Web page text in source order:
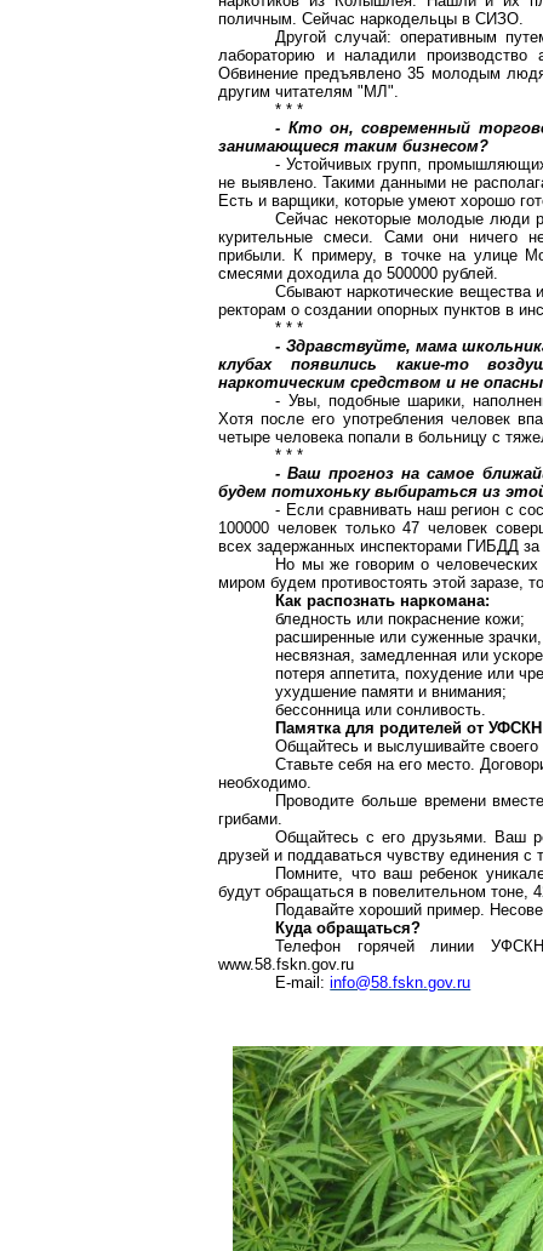
поличным. Сейчас наркодельцы в СИЗО.
Другой случай: оперативным
лабораторию и наладили
Обвинение предъявлено 35 молодым
другим читателям "МЛ".
* * *
- Кто он, современный
занимающиеся таким бизнесом?
- Устойчивых групп,
не выявлено. Такими данными не
Есть и варщики, которые умеют хорошо
Сейчас некоторые молодые люди
курительные смеси. Сами они ничего
прибыли. К примеру, в точке на улице
смесями доходила до 500000 рублей.
Сбывают наркотические
ректорам о создании опорных пунктов в
* * *
- Здравствуйте, мама
клубах появились какие-то
наркотическим средством и не
- Увы, подобные шарики,
Хотя после его употребления человек
четыре человека попали в больницу с
* * *
- Ваш прогноз на самое
будем потихоньку выбираться из
- Если сравнивать наш регион с
100000 человек только 47 человек
всех задержанных инспекторами ГИБДД
Но мы же говорим о
миром будем противостоять этой заразе,
Как распознать наркомана:
бледность или покраснение кожи;
расширенные или суженные
несвязная, замедленная или
потеря аппетита, похудение или
ухудшение памяти и внимания;
бессонница или сонливость.
Памятка для родителей от
Общайтесь и выслушивайте своего
Ставьте себя на его место.
необходимо.
Проводите больше времени
грибами.
Общайтесь с его друзьями. Ваш
друзей и поддаваться чувству единения с
Помните, что ваш ребенок
будут обращаться в повелительном тоне,
Подавайте хороший пример.
Куда обращаться?
Телефон горячей линии
www.58.fskn.gov.ru
E-mail:info@58.fskn.gov.ru